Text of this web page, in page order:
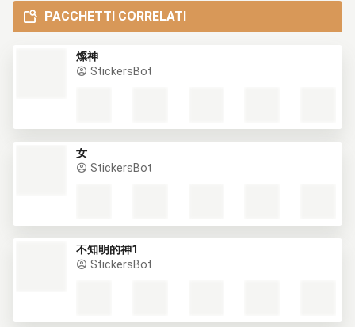
PACCHETTI CORRELATI
燦神
StickersBot
女
StickersBot
不知明的神1
StickersBot